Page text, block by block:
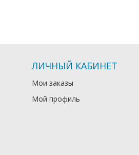
ЛИЧНЫЙ КАБИНЕТ
Мои заказы
Мой профиль